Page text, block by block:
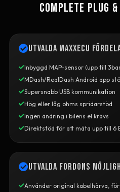
COMPLETE PLUG
Utvalda MaxxECU
Inbyggd MAP-sensor (upp till
MDash/RealDash Android app
Supersnabb USB kommunikation
Hög eller låg ohms spridarstöd
Ingen ändring i bilens el krävs
Direktstöd för att mäta upp till 6
Utvalda fordons
Använder original kabelhärva,